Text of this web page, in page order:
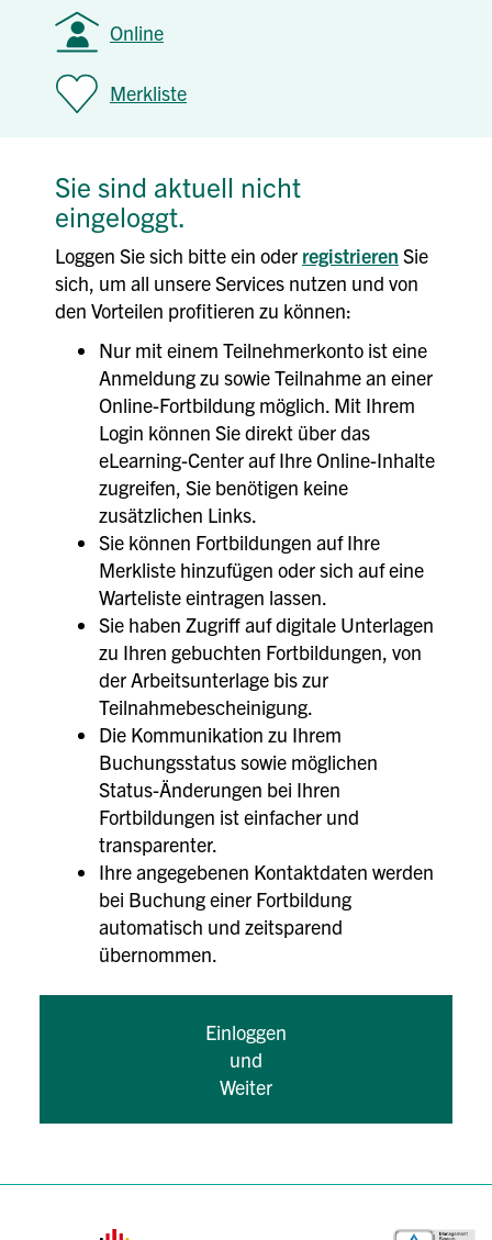
Online
Merkliste
Sie sind aktuell nicht
eingeloggt.
Loggen Sie sich bitte ein oder registrieren Sie
sich, um all unsere Services nutzen und von
den Vorteilen profitieren zu können:
Nur mit einem Teilnehmerkonto ist eine
Anmeldung zu sowie Teilnahme an einer
Online-Fortbildung möglich. Mit Ihrem
Login können Sie direkt über das
eLearning-Center auf Ihre Online-Inhalte
zugreifen, Sie benötigen keine
zusätzlichen Links.
Sie können Fortbildungen auf Ihre
Merkliste hinzufügen oder sich auf eine
Warteliste eintragen lassen.
Sie haben Zugriff auf digitale Unterlagen
zu Ihren gebuchten Fortbildungen, von
der Arbeitsunterlage bis zur
Teilnahmebescheinigung.
Die Kommunikation zu Ihrem
Buchungsstatus sowie möglichen
Status-Änderungen bei Ihren
Fortbildungen ist einfacher und
transparenter.
Ihre angegebenen Kontaktdaten werden
bei Buchung einer Fortbildung
automatisch und zeitsparend
übernommen.
Einloggen
und
Weiter